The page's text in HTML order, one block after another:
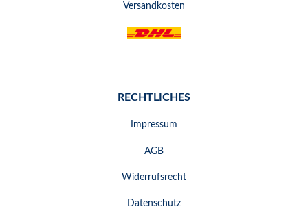
Versandkosten
RECHTLICHES
Impressum
AGB
Widerrufsrecht
Datenschutz